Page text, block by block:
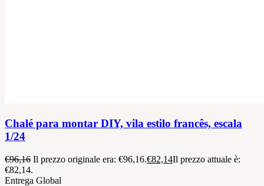
Chalé para montar DIY, vila estilo francês, escala
1/24
€96,16 Il prezzo originale era: €96,16.€82,14Il prezzo attuale è:
€82,14.
Entrega Global